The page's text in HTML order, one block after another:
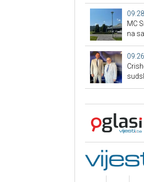
09:28
MC
na
09:26